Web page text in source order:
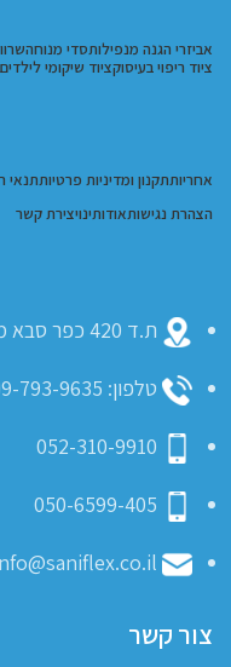
אביזרי הגנה מנפילותסדי מנוחה
ציוד ריפוי בעיסוקציוד שיקומי לילדים
אחריותתקנון ומדיניות פרטיותתנאי
הצהרת נגישותאודותינויצירת קשר
ת.ד 420 כפר סבא מיקוד 4425009
טלפון: 09-793-9635
052-310-9910
050-6599-405
צור קשר